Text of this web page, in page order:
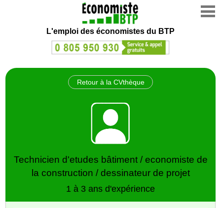
L'emploi des économistes du BTP
Retour à la CVthèque
Technicien d'etudes bâtiment / economiste de
la construction / dessinateur de projet
1 à 3 ans d'expérience